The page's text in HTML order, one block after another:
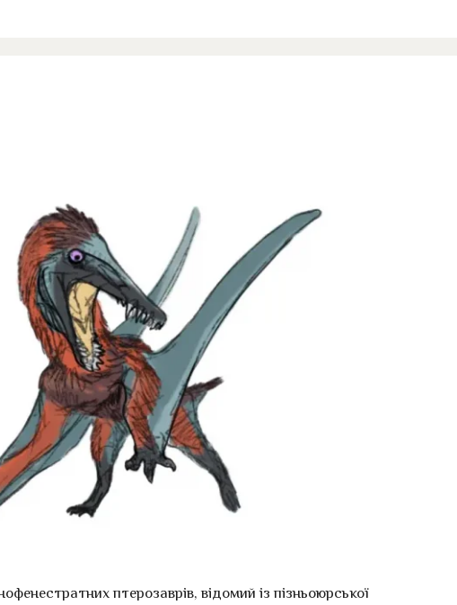
птерозаврів, відомий із пізньоюрської